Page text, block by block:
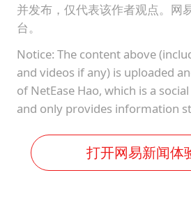
并发布，仅代表该作者观点。网
台。
Notice: The content above
and videos if any) is uploaded
of NetEase Hao, which is a
and only provides information
打开网易新闻体